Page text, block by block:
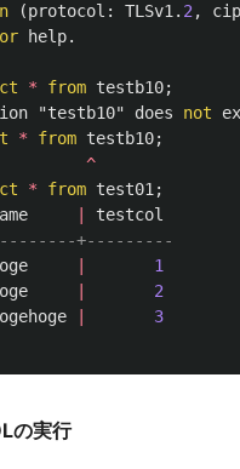
(protocol : TLSv1. 2,
help.
* from testb10;
"testb10" does not
* from testb10;
^
* from test01;
testcol
+---------
1
2
3
の実行